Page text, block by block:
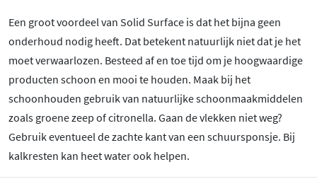
Een groot voordeel van Solid Surface is dat het bijna geen
onderhoud nodig heeft. Dat betekent natuurlijk niet dat je het
moet verwaarlozen. Besteed af en toe tijd om je hoogwaardige
producten schoon en mooi te houden. Maak bij het
schoonhouden gebruik van natuurlijke schoonmaakmiddelen
zoals groene zeep of citronella. Gaan de vlekken niet weg?
Gebruik eventueel de zachte kant van een schuursponsje. Bij
kalkresten kan heet water ook helpen.